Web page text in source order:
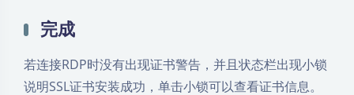
完成
若连接RDP时没有出现证书警告，并且状态栏出现小锁
说明SSL证书安装成功，单击小锁可以查看证书信息。